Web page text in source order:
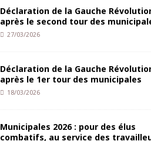
Déclaration de la Gauche
après le second tour des
27/03/2026
Déclaration de la Gauche
après le 1er tour des municipales
18/03/2026
Municipales 2026 : pour des élus
combatifs, au service des